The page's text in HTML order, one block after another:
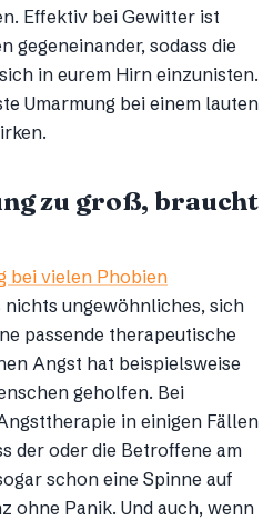
Effektiv bei Gewitter ist
gegeneinander, sodass die
in eurem Hirn einzunisten.
Umarmung bei einem lauten
zu groß, braucht
bei vielen Phobien
nichts ungewöhnliches, sich
passende therapeutische
Angst hat beispielsweise
geholfen. Bei
in einigen Fällen
der oder die Betroffene am
schon eine Spinne auf
ohne Panik. Und auch, wenn